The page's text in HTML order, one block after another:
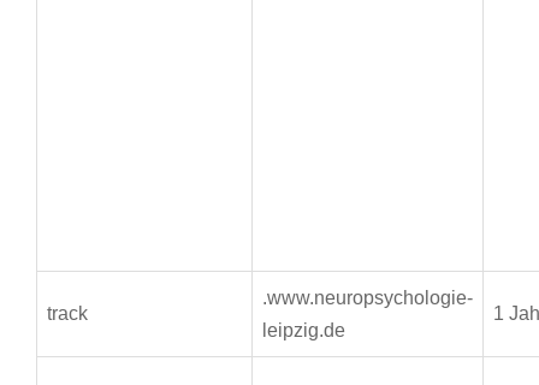
track
.www.neuropsychologie-
leipzig.de
1